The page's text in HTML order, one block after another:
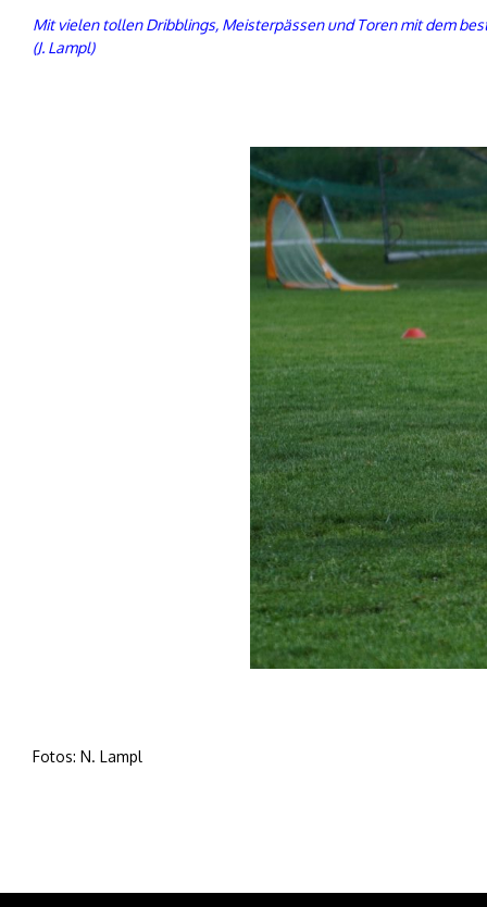
Mit vielen tollen Dribblings, Meisterpässen und Toren mit dem
(J. Lampl)
Fotos: N. Lampl